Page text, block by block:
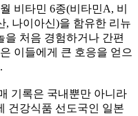
비타민 6종(비타민A, 비
, 나이아신)을 함유한 리뉴
을 처음 경험하거나 간편
이들에게 큰 호응을 얻으
기록은 국내뿐만 아니라
건강식품 선도국인 일본